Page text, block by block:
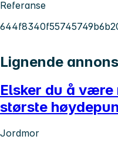
Referanse
Lignende
Elsker du å være
største
Jordmor